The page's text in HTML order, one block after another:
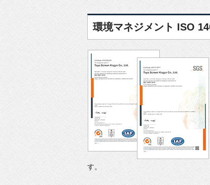
環境マネジメント ISO
す。